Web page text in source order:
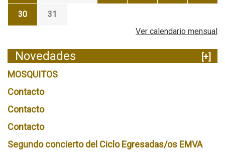
30
31
Ver calendario mensual
Novedades
[+]
MOSQUITOS
Contacto
Contacto
Contacto
Segundo concierto del Ciclo Egresadas/os EMVA